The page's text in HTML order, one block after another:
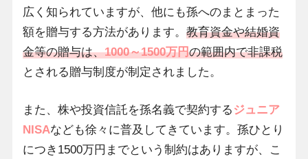
広く知られていますが、他にも孫へのまとまった
額を贈与する方法があります。 教育資金や結婚資
金等の贈与は、1000～1500万円の範囲内で非課税
とされる贈与制度が制定されました。
また、株や投資信託を孫名義で契約する ジュニア
NISAなども徐々に普及してきています。孫ひとり
につき1500万円までという制約はありますが、こ